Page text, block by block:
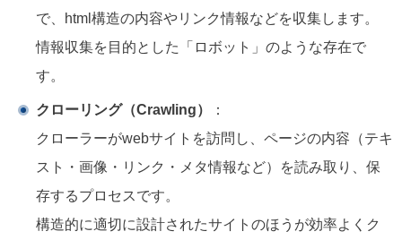
で、html構造の内容やリンク情報などを収集します。
情報収集を目的とした「ロボット」のような存在で
す。
クローリング（Crawling）
：
クローラーがwebサイトを訪問し、ページの内容（テキ
スト・画像・リンク・メタ情報など）を読み取り、保
存するプロセスです。
構造的に適切に設計されたサイトのほうが効率よくク